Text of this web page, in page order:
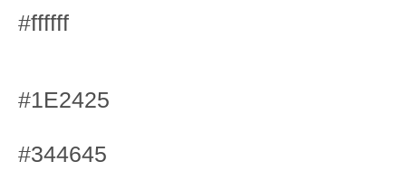
#ffffff
#1E2425
#344645